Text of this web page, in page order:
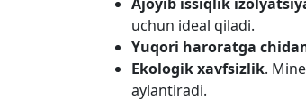
uchun ideal qiladi.
Yuqori haroratga
Ekologik xavfsizlik.
aylantiradi.